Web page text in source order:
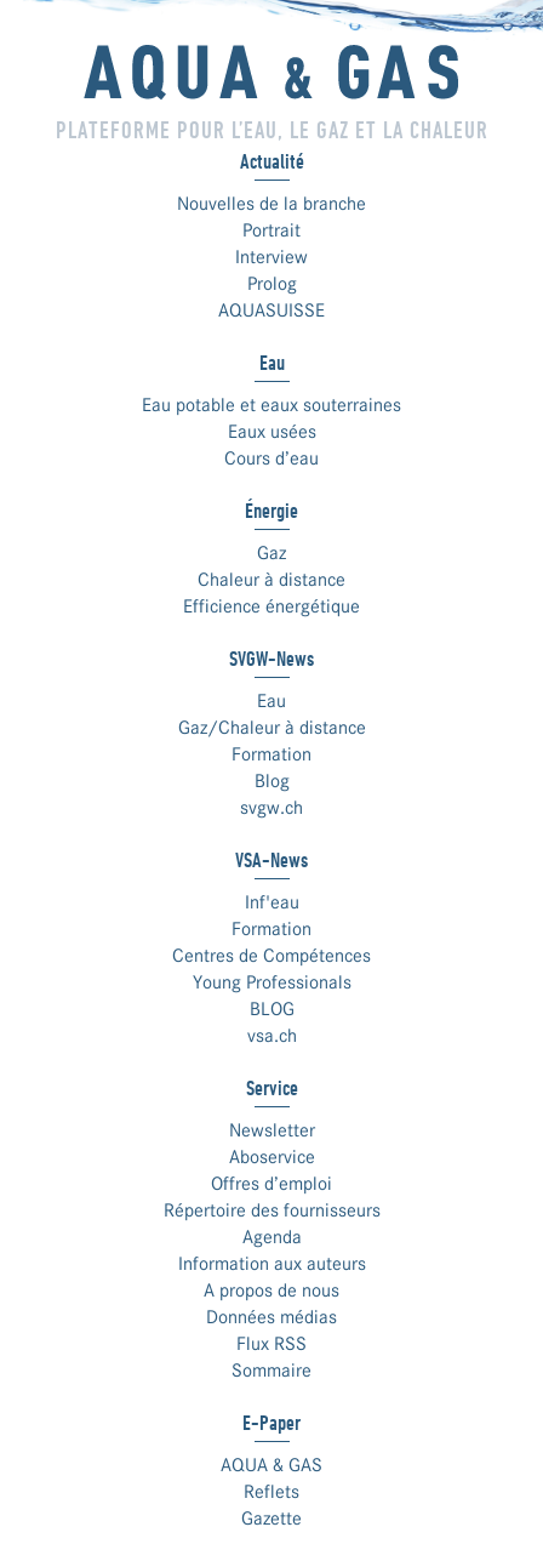
PLATEFORME POUR L’EAU, LE GAZ ET LA CHALEUR
Actualité
Nouvelles de la branche
Portrait
Interview
Prolog
AQUASUISSE
Eau
Eau potable et eaux souterraines
Eaux usées
Cours d’eau
Énergie
Gaz
Chaleur à distance
Efficience énergétique
SVGW-News
Eau
Gaz/Chaleur à distance
Formation
Blog
svgw.ch
VSA-News
Inf'eau
Formation
Centres de Compétences
Young Professionals
BLOG
vsa.ch
Service
Newsletter
Aboservice
Offres d’emploi
Répertoire des fournisseurs
Agenda
Information aux auteurs
A propos de nous
Données médias
Flux RSS
Sommaire
E-Paper
AQUA & GAS
Reflets
Gazette